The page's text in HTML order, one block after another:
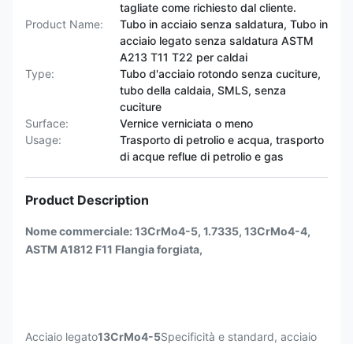
tagliate come richiesto dal cliente.
Product Name:
Tubo in acciaio senza saldatura, Tubo in
acciaio legato senza saldatura ASTM
A213 T11 T22 per caldai
Type:
Tubo d'acciaio rotondo senza cuciture,
tubo della caldaia, SMLS, senza
cuciture
Surface:
Vernice verniciata o meno
Usage:
Trasporto di petrolio e acqua, trasporto
di acque reflue di petrolio e gas
Product Description
Nome commerciale: 13CrMo4-5, 1.7335, 13CrMo4-4,
ASTM A1812 F11 Flangia forgiata,
Acciaio legato13CrMo4-5Specificità e standard, acciaio